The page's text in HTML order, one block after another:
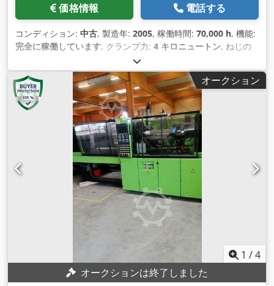
価格情報 電話する
コンディション: 中古, 製造年: 2005, 稼働時間: 70,000 h, 機能:
完全に稼働しています, クランプ力: 4 キロニュートン, ねじの
, オファーの詳細 在庫番号 14171 メーカー Engel
機械タイプ ES 2050 - 400 HL 製造年 2005 稼働時間 70000 h
Codsu Awalspfx Ak Eeha 制御タイプ CC200 スクリーンテキ
スト ドイツ語 所在地 D-52249 エシュバイル クランプユニット
クランプ力 4000 kN クランププラテン (h x v) 1400 x 1080
mm 金型取付高さ 350 mm 以上 開口幅: 1300 mm エジェクタ
ーストローク 250 mm 83kN以前の射出力 射出ユニット スクリ
ュー直径 70 mm 射出圧力 1482 bar ストローク量 1155 ccm
ショット重量（PS） 1040 gr. 射出流量 419 ccm/s スクリュー
回転数 183 1/min ノズル接触力 110 kN 電気油圧装置 定格出
力ポンプモーター 45 kW 寸法と重量 所要スペース 約 8.30 x
2.35 x 2.48 m 総重量 31200 kg 付属品 - スイングエレメント -
2 x 24コンパートメント水バッテリー - 材料ホッパー - ガス抜
きスクリュー 追加装備 - ロボットインターフェース - 4 x 油圧
オークション
1 /4
オークションは終了しました